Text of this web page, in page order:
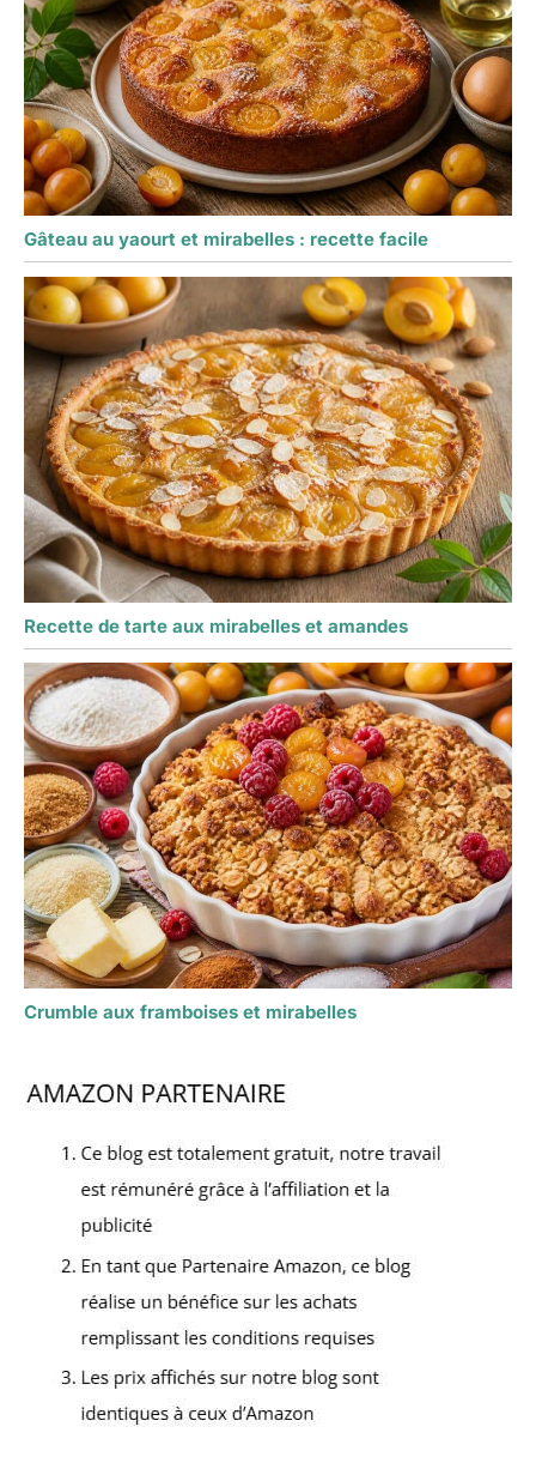
Gâteau au yaourt et mirabelles : recette facile
Recette de tarte aux mirabelles et amandes
Crumble aux framboises et mirabelles